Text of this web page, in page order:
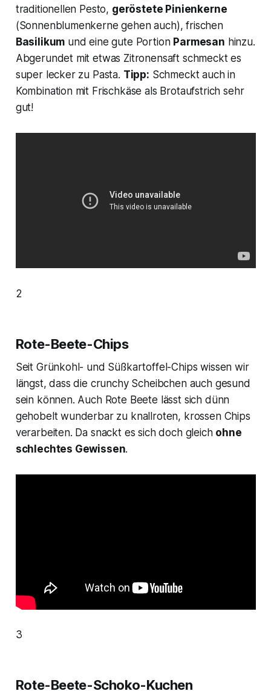
traditionellen Pesto, geröstete Pinienkerne
(Sonnenblumenkerne gehen auch), frischen
Basilikum und eine gute Portion Parmesan hinzu.
Abgerundet mit etwas Zitronensaft schmeckt es
super lecker zu Pasta. Tipp: Schmeckt auch in
Kombination mit Frischkäse als Brotaufstrich sehr
gut!
2
Rote-Beete-Chips
Seit Grünkohl- und Süßkartoffel-Chips wissen wir
längst, dass die crunchy Scheibchen auch gesund
sein können. Auch Rote Beete lässt sich dünn
gehobelt wunderbar zu knallroten, krossen Chips
verarbeiten. Da snackt es sich doch gleich ohne
schlechtes Gewissen.
3
Rote-Beete-Schoko-Kuchen